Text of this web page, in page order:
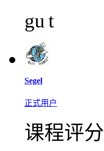
gu t
Segel
正式用户
课程评分